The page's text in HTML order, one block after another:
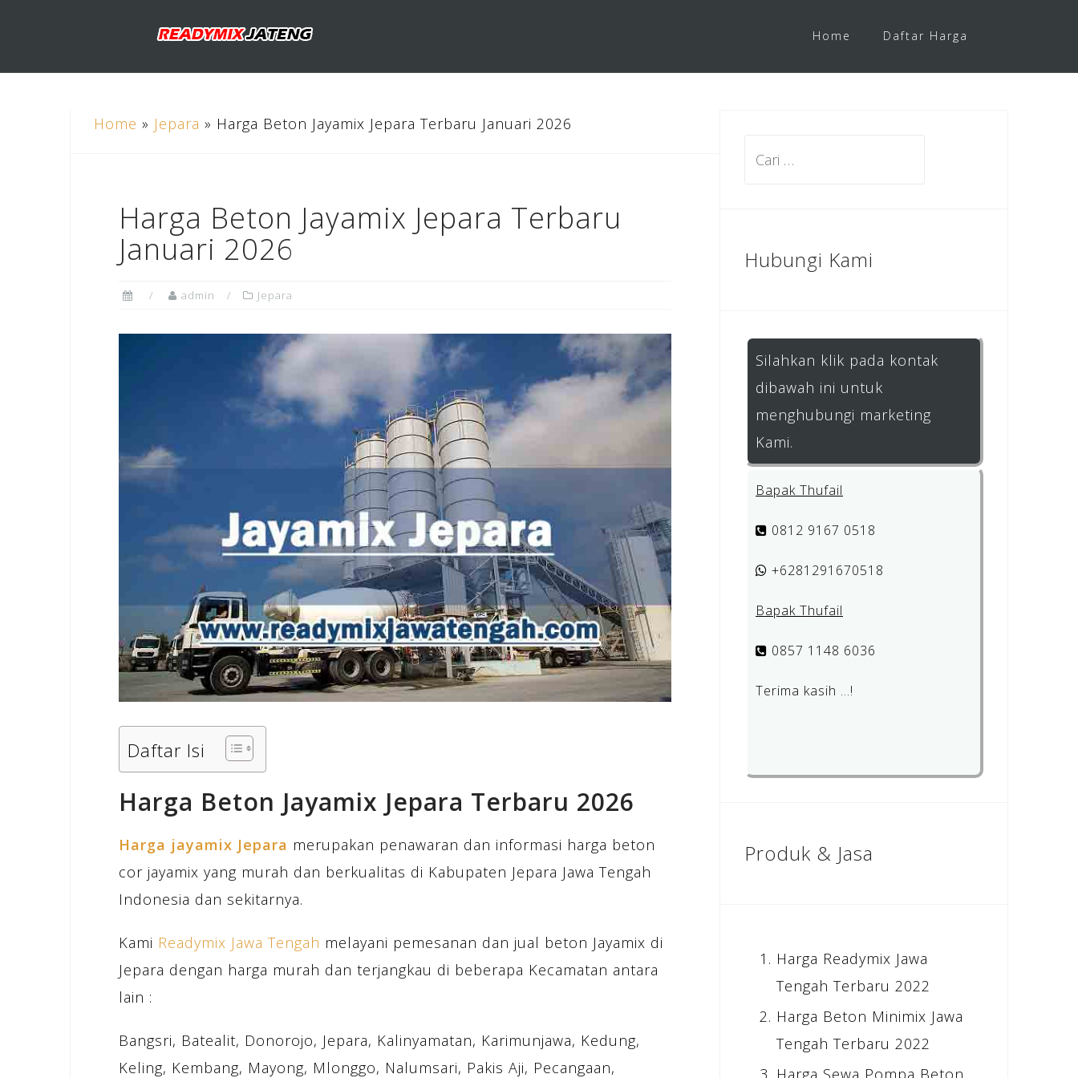
Home Daftar Harga
Home » Jepara » Harga Beton Jayamix Jepara Terbaru Januari 2026
Harga Beton Jayamix Jepara Terbaru
Januari 2026
admin Jepara
Daftar Isi
Harga Beton Jayamix Jepara Terbaru 2026
Harga jayamix Jepara merupakan penawaran dan informasi harga beton
cor jayamix yang murah dan berkualitas di Kabupaten Jepara Jawa Tengah
Indonesia dan sekitarnya.
Kami Readymix Jawa Tengah melayani pemesanan dan jual beton Jayamix di
Jepara dengan harga murah dan terjangkau di beberapa Kecamatan antara
lain :
Bangsri, Batealit, Donorojo, Jepara, Kalinyamatan, Karimunjawa, Kedung,
Keling, Kembang, Mayong, Mlonggo, Nalumsari, Pakis Aji, Pecangaan,
Hubungi Kami
Silahkan klik pada kontak
dibawah ini untuk
menghubungi marketing
Kami.
Bapak Thufail
0812 9167 0518
+6281291670518
Bapak Thufail
0857 1148 6036
Terima kasih …!
Produk & Jasa
Harga Readymix Jawa
Tengah Terbaru 2022
Harga Beton Minimix Jawa
Tengah Terbaru 2022
Harga Sewa Pompa Beton